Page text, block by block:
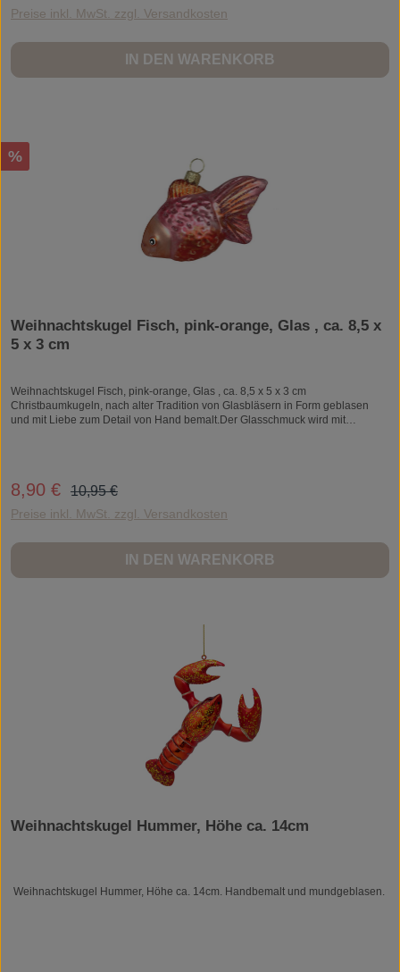
Preise inkl. MwSt. zzgl. Versandkosten
IN DEN WARENKORB
Rabatt
%
Weihnachtskugel Fisch, pink-orange, Glas , ca. 8,5 x
5 x 3 cm
Weihnachtskugel Fisch, pink-orange, Glas , ca. 8,5 x 5 x 3 cm
Christbaumkugeln, nach alter Tradition von Glasbläsern in Form geblasen
und mit Liebe zum Detail von Hand bemalt.Der Glasschmuck wird mit
pink-orange, Glas , ca. 8,5 x 5 x 3 cm
Verkaufspreis:
8,90 € Regulärer Preis:
10,95 €
Preise inkl. MwSt. zzgl. Versandkosten
IN DEN WARENKORB
Weihnachtskugel Hummer, Höhe ca. 14cm
Weihnachtskugel Hummer, Höhe ca. 14cm. Handbemalt und mundgeblasen.